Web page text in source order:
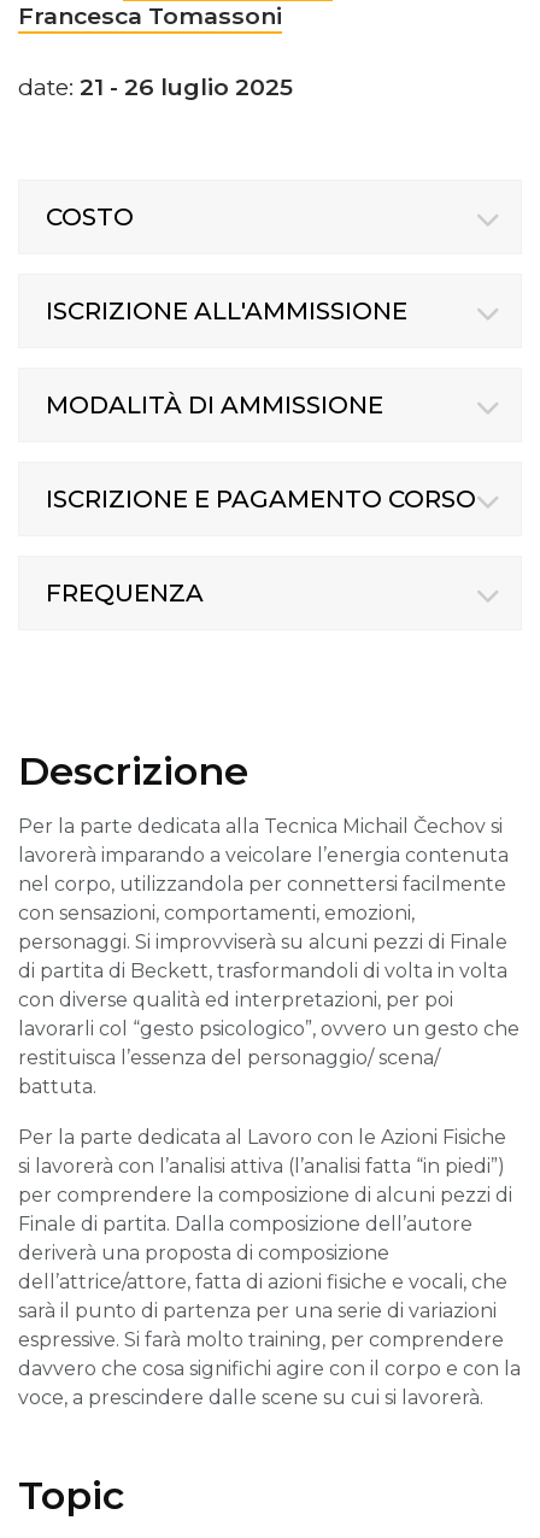
Francesca Tomassoni
date: 21 - 26 luglio 2025
COSTO
ISCRIZIONE ALL'AMMISSIONE
MODALITÀ DI AMMISSIONE
ISCRIZIONE E PAGAMENTO CORSO
FREQUENZA
Descrizione
Per la parte dedicata alla Tecnica Michail Čechov si
lavorerà imparando a veicolare l’energia contenuta
nel corpo, utilizzandola per connettersi facilmente
con sensazioni, comportamenti, emozioni,
personaggi. Si improvviserà su alcuni pezzi di Finale
di partita di Beckett, trasformandoli di volta in volta
con diverse qualità ed interpretazioni, per poi
lavorarli col “gesto psicologico”, ovvero un gesto che
restituisca l’essenza del personaggio/ scena/
battuta.
Per la parte dedicata al Lavoro con le Azioni Fisiche
si lavorerà con l’analisi attiva (l’analisi fatta “in piedi”)
per comprendere la composizione di alcuni pezzi di
Finale di partita. Dalla composizione dell’autore
deriverà una proposta di composizione
dell’attrice/attore, fatta di azioni fisiche e vocali, che
sarà il punto di partenza per una serie di variazioni
espressive. Si farà molto training, per comprendere
davvero che cosa significhi agire con il corpo e con la
voce, a prescindere dalle scene su cui si lavorerà.
Topic